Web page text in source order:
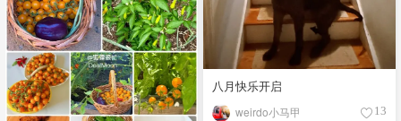
八月快乐开启
weirdo小马甲 13